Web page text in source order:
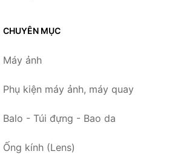
CHUYÊN MỤC
Máy ảnh
Phụ kiện máy ảnh, máy quay
Balo - Túi đựng - Bao da
Ống kính (Lens)